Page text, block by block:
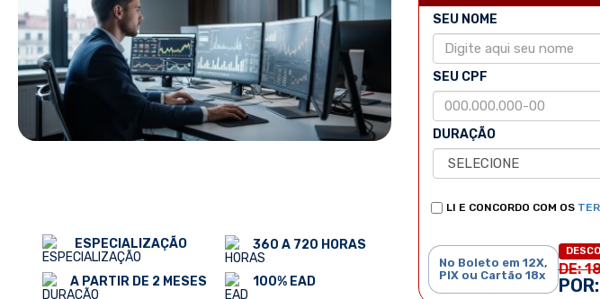
ESPECIALIZAÇÃO
A PARTIR DE 2 MESES
360 A 720 HORAS
100% EAD
SEU NOME
SEU CPF
DURAÇÃO
LI E CONCORDO COM OS
No Boleto em 12X,
PIX ou Cartão 18x
DE: